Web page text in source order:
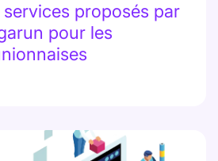
proposés par
pour les